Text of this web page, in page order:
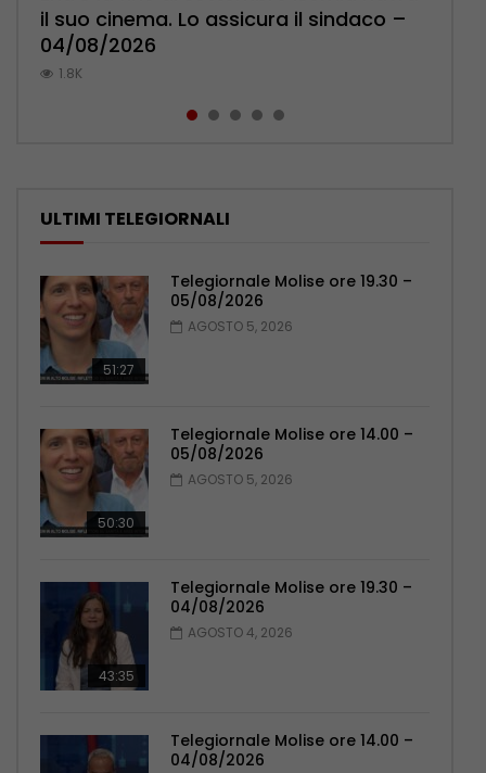
il suo cinema. Lo assicura il sindaco –
04/08/2026
1.8K
Pensionati: più relazioni e servizi di
prossimità – 04/08/2026
1K
Polizia: impegno nel rafforzare organici
– 05/08/2026
1K
Mercato in fermento, abbonamenti
verso quota 2mila – 03/08/2026
771
palpeggiate al vecchio Romagnoli –
05/08/2026
744
ULTIMI TELEGIORNALI
51:27
Telegiornale Molise ore 19.30 –
05/08/2026
AGOSTO 5, 2026
50:30
Telegiornale Molise ore 14.00 –
05/08/2026
AGOSTO 5, 2026
43:35
Telegiornale Molise ore 19.30 –
04/08/2026
AGOSTO 4, 2026
Telegiornale Molise ore 14.00 –
04/08/2026